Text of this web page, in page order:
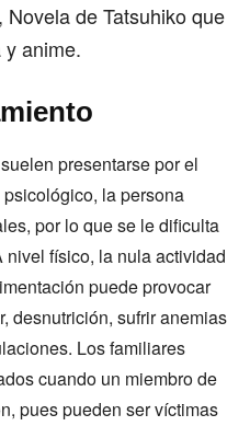
de Tatsuhiko que
anime.
presentarse por el
la persona
por lo que se le dificulta
físico, la nula actividad
puede provocar
desnutrición, sufrir anemias
Los familiares
cuando un miembro de
pues pueden ser víctimas